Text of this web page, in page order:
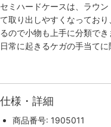
セミハードケースは、ラウ
て取り出しやすくなってお
るので小物も上手に分類でき
日常に起きるケガの手当て
仕様・詳細
商品番号: 1905011